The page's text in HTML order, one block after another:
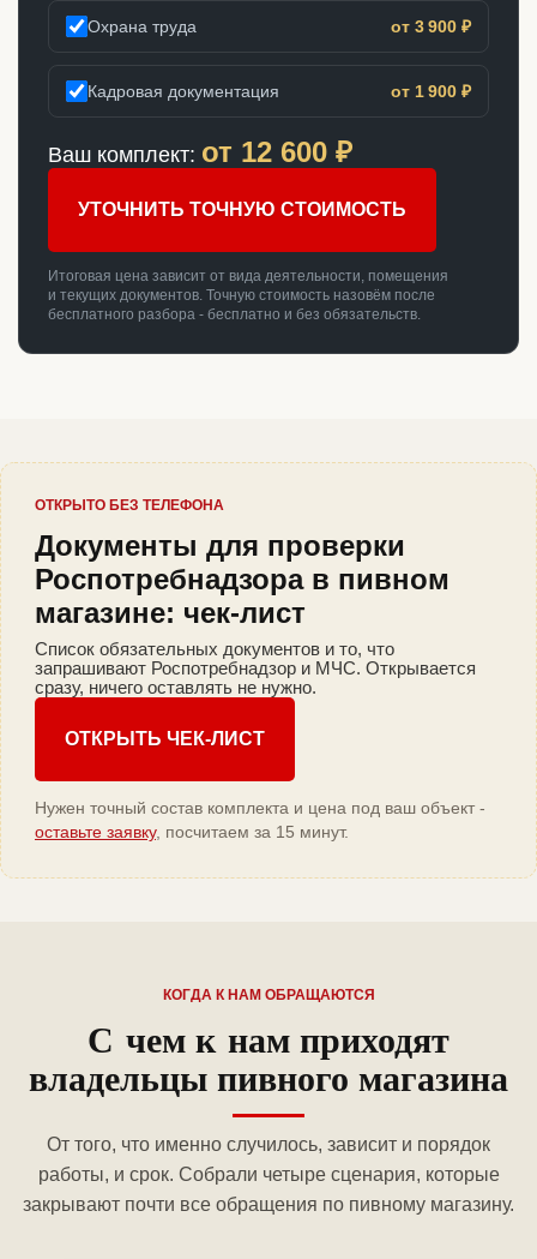
Охрана труда от 3 900 ₽
Кадровая документация от 1 900 ₽
Ваш комплект: от 12 600 ₽
УТОЧНИТЬ ТОЧНУЮ СТОИМОСТЬ
Итоговая цена зависит от вида деятельности, помещения
и текущих документов. Точную стоимость назовём после
бесплатного разбора - бесплатно и без обязательств.
ОТКРЫТО БЕЗ ТЕЛЕФОНА
Документы для проверки
Роспотребнадзора в пивном
магазине: чек-лист
Список обязательных документов и то, что
запрашивают Роспотребнадзор и МЧС. Открывается
сразу, ничего оставлять не нужно.
ОТКРЫТЬ ЧЕК-ЛИСТ
Нужен точный состав комплекта и цена под ваш объект -
оставьте заявку, посчитаем за 15 минут.
КОГДА К НАМ ОБРАЩАЮТСЯ
С чем к нам приходят
владельцы пивного магазина
От того, что именно случилось, зависит и порядок
работы, и срок. Собрали четыре сценария, которые
закрывают почти все обращения по пивному магазину.